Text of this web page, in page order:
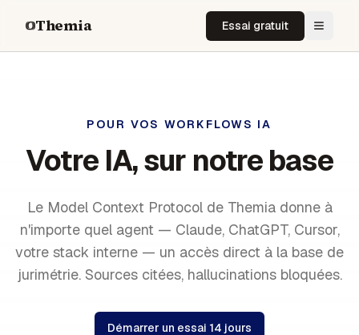
Themia Essai gratuit
POUR VOS WORKFLOWS IA
Votre IA, sur notre base
Le Model Context Protocol de Themia donne à
n'importe quel agent — Claude, ChatGPT, Cursor,
votre stack interne — un accès direct à la base de
jurimétrie. Sources citées, hallucinations bloquées.
Démarrer un essai 14 jours